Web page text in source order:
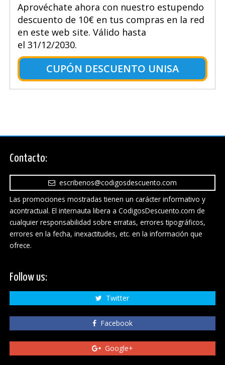
Aprovéchate ahora con nuestro estupendo
descuento de 10€ en tus compras en la red
en este web site. Válido hasta
el 31/12/2030.
CUPÓN DESCUENTO UNISA
Contacto:
escribenos@codigosdescuento.com
Las promociones mostradas tienen un carácter informativo y
acontractual. El internauta libera a CodigosDescuento.com de
cualquier responsabilidad sobre erratas, errores tipográficos,
errores en la fecha, inexactitudes, etc. en la información que
ofrece.
Follow us:
Twitter
Facebook
Google+